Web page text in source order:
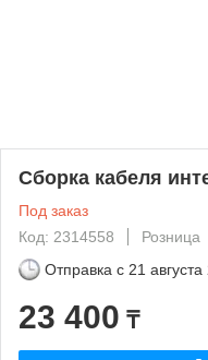
Сборка кабеля
Под заказ
Код: 2314558
Розница
Отправка с 21
23 400 ₸